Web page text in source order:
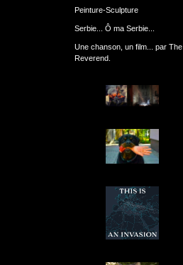
Peinture-Sculpture
Serbie... Ô ma Serbie...
Une chanson, un film... par The
Reverend.